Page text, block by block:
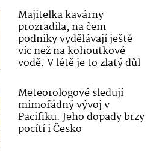
Majitelka kavárny
prozradila, na čem
podniky vydělávají ještě
víc než na kohoutkové
vodě. V létě je to zlatý důl
Meteorologové sledují
mimořádný vývoj v
Pacifiku. Jeho dopady brzy
pocítí i Česko